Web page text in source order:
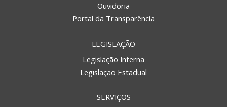
Ouvidoria
Portal da Transparência
LEGISLAÇÃO
Legislação Interna
Legislação Estadual
SERVIÇOS